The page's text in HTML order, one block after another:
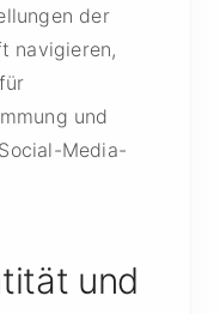
der
navigieren,
und
Media-
und